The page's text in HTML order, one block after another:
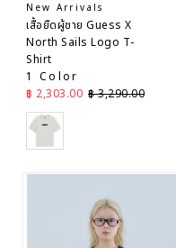
New Arrivals
เสื้อยืดผู้ชาย Guess X
North Sails Logo T-
Shirt
1 Color
ราคาลด
฿ 2,303.00 ราคาปกติ
฿ 3,290.00
White